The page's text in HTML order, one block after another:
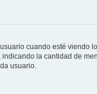
cuando esté
la cantidad de
usuario.